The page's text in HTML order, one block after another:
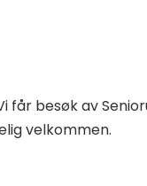
får besøk av
velkommen.